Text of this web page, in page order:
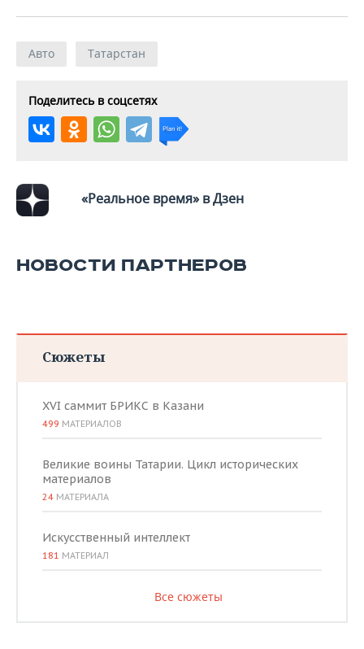
Авто Татарстан
Поделитесь в соцсетях
«Реальное время» в Дзен
НОВОСТИ ПАРТНЕРОВ
Сюжеты
XVI саммит БРИКС в Казани
499 МАТЕРИАЛОВ
Великие воины Татарии. Цикл исторических
материалов
24 МАТЕРИАЛА
Искусственный интеллект
181 МАТЕРИАЛ
Все сюжеты